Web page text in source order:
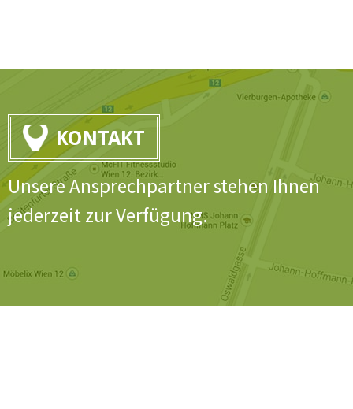
KONTAKT
Unsere Ansprechpartner stehen Ihnen
jederzeit zur Verfügung.